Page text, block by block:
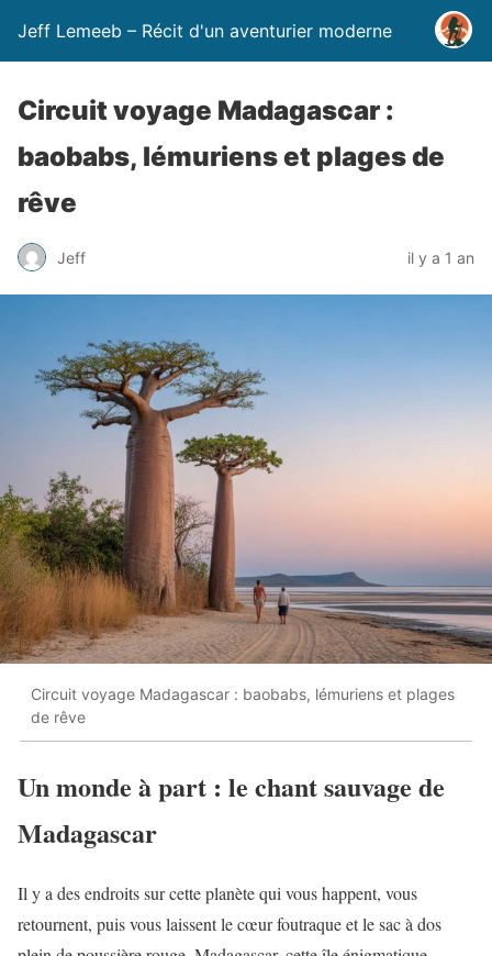
Jeff Lemeeb – Récit d'un aventurier moderne
Circuit voyage Madagascar :
baobabs, lémuriens et plages de
rêve
Jeff il y a 1 an
Circuit voyage Madagascar : baobabs, lémuriens et plages
de rêve
Un monde à part : le chant sauvage de
Madagascar
Il y a des endroits sur cette planète qui vous happent, vous
retournent, puis vous laissent le cœur foutraque et le sac à dos